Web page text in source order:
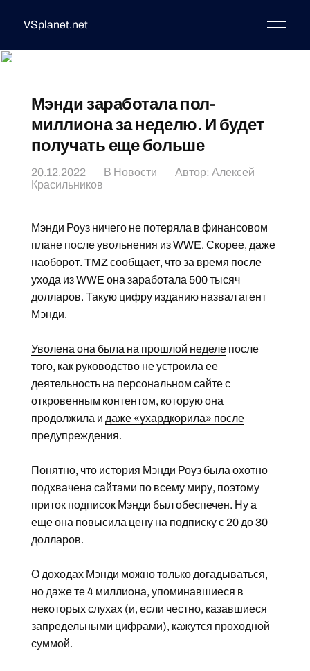
VSplanet.net
Мэнди заработала пол-
миллиона за неделю. И будет
получать еще больше
20.12.2022 В Новости Автор: Алексей
Красильников
Мэнди Роузничего не потеряла в финансовом
плане после увольнения из WWE. Скорее, даже
наоборот. TMZ сообщает, что за время после
ухода из WWE она заработала 500 тысяч
долларов. Такую цифру изданию назвал агент
Мэнди.
Уволена она была на прошлой неделепосле
того, как руководство не устроила ее
деятельность на персональном сайте с
откровенным контентом, которую она
продолжила и даже «ухардкорила» после
предупреждения.
Понятно, что история Мэнди Роуз была охотно
подхвачена сайтами по всему миру, поэтому
приток подписок Мэнди был обеспечен. Ну а
еще она повысила цену на подписку с 20 до 30
долларов.
О доходах Мэнди можно только догадываться,
но даже те 4 миллиона, упоминавшиеся в
некоторых слухах (и, если честно, казавшиеся
запредельными цифрами), кажутся проходной
суммой.